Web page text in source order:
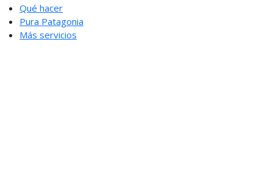
Qué hacer
Pura Patagonia
Más servicios